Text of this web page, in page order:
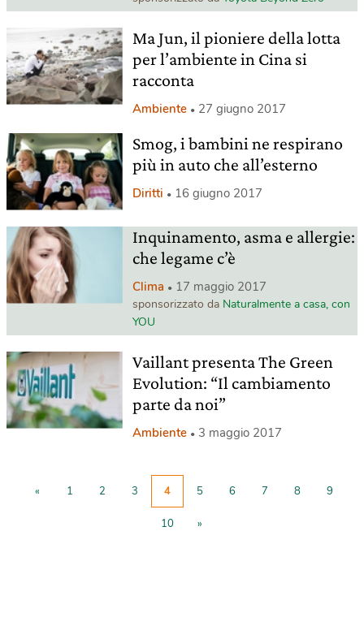
Ma Jun, il pioniere della lotta
per l’ambiente in Cina si
racconta
Ambiente 27 giugno 2017
Smog, i bambini ne respirano
più in auto che all’esterno
Diritti 16 giugno 2017
Inquinamento, asma e allergie:
che legame c’è
Clima 17 maggio 2017
sponsorizzato da Naturalmente a casa, con
YOU
Vaillant presenta The Green
Evolution: “Il cambiamento
parte da noi”
Ambiente 3 maggio 2017
« 1 2 3 4 5 6 7 8 9
10 »